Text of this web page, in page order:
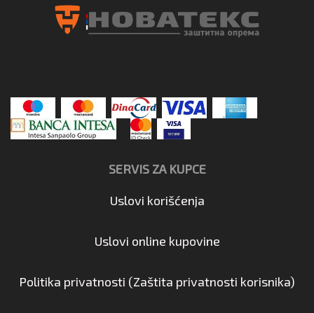
SERVIS ZA KUPCE
Uslovi korišćenja
Uslovi online kupovine
Politika privatnosti (Zaštita privatnosti korisnika)